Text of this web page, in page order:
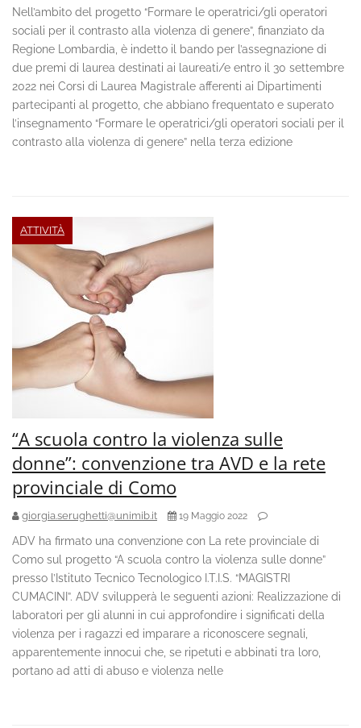
Nell’ambito del progetto “Formare le operatrici/gli operatori
sociali per il contrasto alla violenza di genere”, finanziato da
Regione Lombardia, è indetto il bando per l’assegnazione di
due premi di laurea destinati ai laureati/e entro il 30 settembre
2022 nei Corsi di Laurea Magistrale afferenti ai Dipartimenti
partecipanti al progetto, che abbiano frequentato e superato
l’insegnamento “Formare le operatrici/gli operatori sociali per il
contrasto alla violenza di genere” nella terza edizione
ATTIVITÀ
“A scuola contro la violenza sulle
donne”: convenzione tra AVD e la rete
provinciale di Como
giorgia.serughetti@unimib.it 19 Maggio 2022
ADV ha firmato una convenzione con La rete provinciale di
Como sul progetto “A scuola contro la violenza sulle donne”
presso l’Istituto Tecnico Tecnologico I.T.I.S. “MAGISTRI
CUMACINI”. ADV svilupperà le seguenti azioni: Realizzazione di
laboratori per gli alunni in cui approfondire i significati della
violenza per i ragazzi ed imparare a riconoscere segnali,
apparentemente innocui che, se ripetuti e abbinati tra loro,
portano ad atti di abuso e violenza nelle